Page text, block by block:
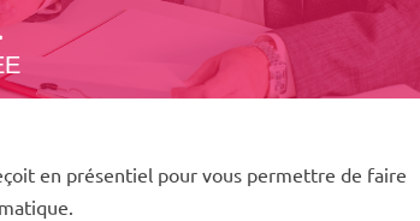
en présentiel pour vous permettre de faire